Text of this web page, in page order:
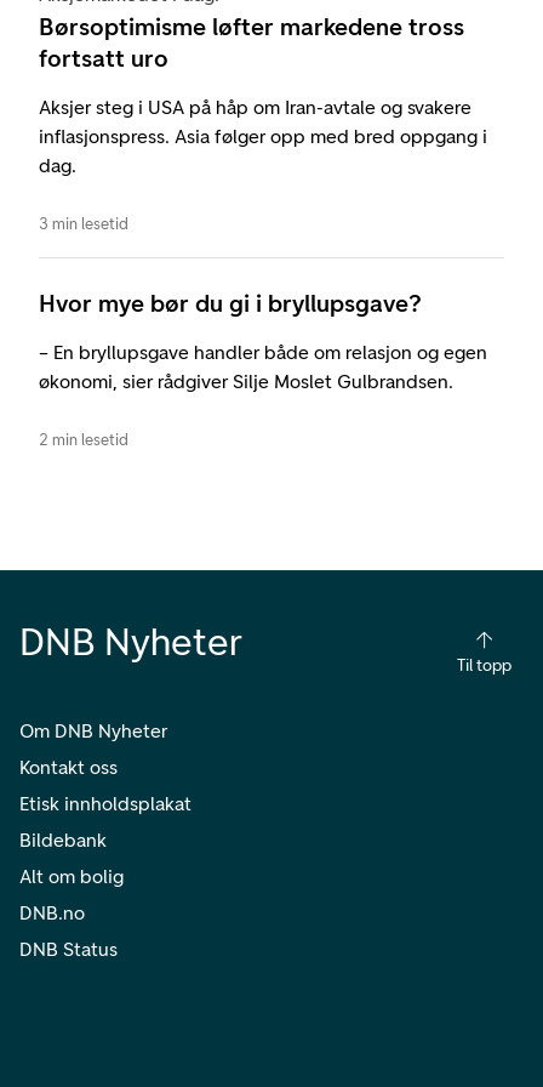
Børsoptimisme løfter markedene tross
fortsatt uro
Aksjer steg i USA på håp om Iran-avtale og svakere
inflasjonspress. Asia følger opp med bred oppgang i
dag.
3 min lesetid
Hvor mye bør du gi i bryllupsgave?
– En bryllupsgave handler både om relasjon og egen
økonomi, sier rådgiver Silje Moslet Gulbrandsen.
2 min lesetid
DNB Nyheter
Til topp
Om DNB Nyheter
Kontakt oss
Etisk innholdsplakat
Bildebank
Alt om bolig
DNB.no
DNB Status